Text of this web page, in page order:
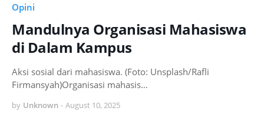
Opini
Mandulnya Organisasi Mahasiswa
di Dalam Kampus
Aksi sosial dari mahasiswa. (Foto: Unsplash/Rafli
Firmansyah)Organisasi mahasis…
by Unknown - August 10, 2025